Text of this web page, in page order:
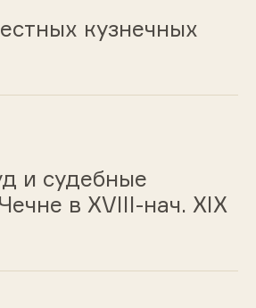
кузнечных
и судебные
в XVIII-нач. XIX